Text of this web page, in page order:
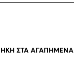
ΣΤΑ ΑΓΑΠΗΜΕΝΑ